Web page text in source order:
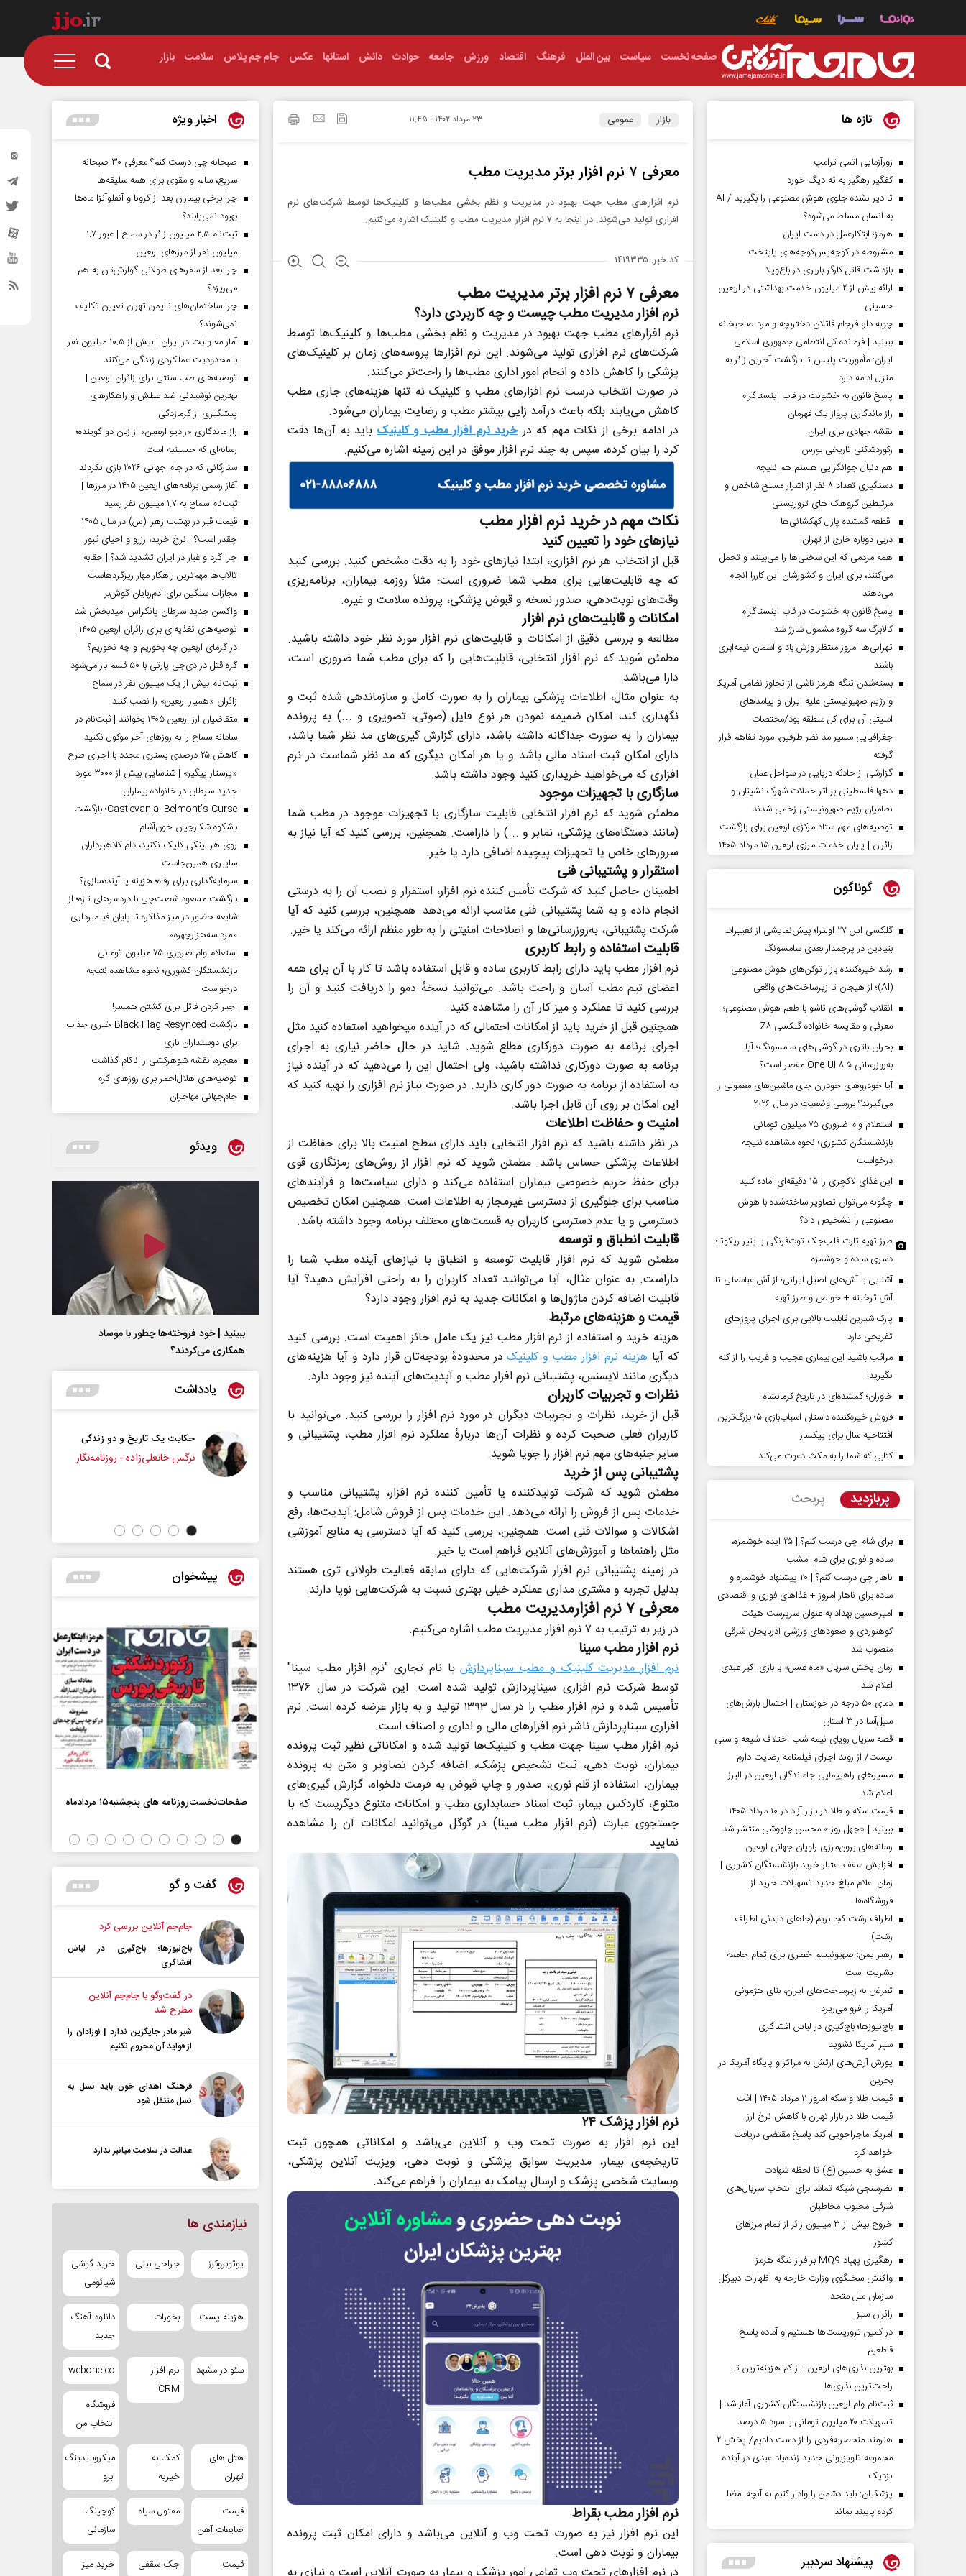
صفحه نخست سیاست بین الملل فرهنگ اقتصاد ورزش جامعه حوادث دانش استانها عکس جام جم پلاس سلامت بازار
بازار عمومی ۲۳ مرداد ۱۴۰۲ - ۱۱:۴۵
معرفی ۷ نرم افزار برتر مدیریت مطب
نرم افزار‌های مطب جهت بهبود در مدیریت و نظم بخشی مطب‌ها و کلینیک‌ها توسط شرکت‌های نرم
افزاری تولید می‌شوند. در اینجا به ۷ نرم افزار مدیریت مطب و کلینیک اشاره می‌کنیم.
کد خبر: ۱۴۱۹۳۳۵
معرفی ۷ نرم افزار برتر مدیریت مطب
نرم افزار مدیریت مطب چیست و چه کاربردی دارد؟
نرم افزار‌های مطب جهت بهبود در مدیریت و نظم بخشی مطب‌ها و کلینیک‌ها توسط
شرکت‌های نرم افزاری تولید می‌شوند. این نرم افزار‌ها پروسه‌های زمان بر کلینیک‌های
پزشکی را کاهش داده و انجام امور اداری مطب‌ها را راحت‌تر می‌کنند.
در صورت انتخاب درست نرم افزار‌های مطب و کلینیک نه تنها هزینه‌های جاری مطب
کاهش می‌یابند بلکه باعث درآمد زایی بیشتر مطب و رضایت بیماران می‌شود.
در ادامه برخی از نکات مهم که درخرید نرم افزار مطب و کلینیکباید به آن‌ها دقت
کرد را بیان کرده، سپس به چند نرم افزار موفق در این زمینه اشاره می‌کنیم.
نکات مهم در خرید نرم افزار مطب
نیاز‌های خود را تعیین کنید
قبل از انتخاب هر نرم افزاری، ابتدا نیاز‌های خود را به دقت مشخص کنید. بررسی کنید
که چه قابلیت‌هایی برای مطب شما ضروری است؛ مثلاً روزمه بیماران، برنامه‌ریزی
وقت‌های نوبت‌دهی، صدور نسخه و قبوض پزشکی، پرونده سلامت و غیره.
امکانات و قابلیت‌های نرم افزار
مطالعه و بررسی دقیق از امکانات و قابلیت‌های نرم افزار مورد نظر خود داشته باشید.
مطمئن شوید که نرم افزار انتخابی، قابلیت‌هایی را که برای مطب شما ضروری است،
دارا می‌باشد.
به عنوان مثال، اطلاعات پزشکی بیماران را به صورت کامل و سازماندهی شده ثبت و
نگهداری کند، امکان ضمیمه نمودن هر نوع فایل (صوتی، تصویری و ...) به پرونده
بیماران را به صورت جداگانه داشته باشد، دارای گزارش گیری‌های مد نظر شما باشد،
دارای امکان ثبت اسناد مالی باشد و یا هر امکان دیگری که مد نظر شماست در نرم
افزاری که می‌خواهید خریداری کنید وجود داشته باشد.
سازگاری با تجهیزات موجود
مطمئن شوید که نرم افزار انتخابی قابلیت سازگاری با تجهیزات موجود در مطب شما
(مانند دستگاه‌های پزشکی، نمابر و ...) را داراست. همچنین، بررسی کنید که آیا نیاز به
سرور‌های خاص یا تجهیزات پیچیده اضافی دارد یا خیر.
استقرار و پشتیبانی فنی
اطمینان حاصل کنید که شرکت تأمین کننده نرم افزار، استقرار و نصب آن را به درستی
انجام داده و به شما پشتیبانی فنی مناسب ارائه می‌دهد. همچنین، بررسی کنید که آیا
شرکت پشتیبانی، به‌روزرسانی‌ها و اصلاحات امنیتی را به طور منظم ارائه می‌کند یا خیر.
قابلیت استفاده و رابط کاربری
نرم افزار مطب باید دارای رابط کاربری ساده و قابل استفاده باشد تا کار با آن برای همه
اعضای تیم مطب آسان و راحت باشد. می‌توانید نسخهٔ دمو را دریافت کنید و آن را
بررسی کنید تا عملکرد و میز کار آن را مشاهده کنید.
همچنین قبل از خرید باید از امکانات احتمالی که در آینده میخواهید استفاده کنید مثل
اجرای برنامه به صورت دورکاری مطلع شوید. شاید در حال حاضر نیازی به اجرای
برنامه به صورت دورکاری نداشته باشید، ولی احتمال این را می‌دهید که در آینده نیاز
به استفاده از برنامه به صورت دور کاری دارید. در صورت نیاز نرم افزاری را تهیه کنید که
این امکان بر روی آن قابل اجرا باشد.
امنیت و حفاظت اطلاعات
در نظر داشته باشید که نرم افزار انتخابی باید دارای سطح امنیت بالا برای حفاظت از
اطلاعات پزشکی حساس باشد. مطمئن شوید که نرم افزار از روش‌های رمزنگاری قوی
برای حفظ حریم خصوصی بیماران استفاده می‌کند و دارای سیاست‌ها و فرآیند‌های
مناسب برای جلوگیری از دسترسی غیرمجاز به اطلاعات است. همچنین امکان تخصیص
دسترسی و یا عدم دسترسی کاربران به قسمت‌های مختلف برنامه وجود داشته باشد.
قابلیت انطباق و توسعه
مطمئن شوید که نرم افزار قابلیت توسعه و انطباق با نیاز‌های آینده مطب شما را
داراست. به عنوان مثال، آیا می‌توانید تعداد کاربران را به راحتی افزایش دهید؟ آیا
قابلیت اضافه کردن ماژول‌ها و امکانات جدید به نرم افزار وجود دارد؟
قیمت و هزینه‌های مرتبط
هزینه خرید و استفاده از نرم افزار مطب نیز یک عامل حائز اهمیت است. بررسی کنید
که آیاهزینه نرم افزار مطب و کلینیکدر محدودهٔ بودجه‌تان قرار دارد و آیا هزینه‌های
دیگری مانند لایسنس، پشتیبانی نرم افزار مطب و آپدیت‌های آینده نیز وجود دارد.
نظرات و تجربیات کاربران
قبل از خرید، نظرات و تجربیات دیگران در مورد نرم افزار را بررسی کنید. می‌توانید با
کاربران فعلی صحبت کرده و نظرات آن‌ها دربارهٔ عملکرد نرم افزار مطب، پشتیبانی و
سایر جنبه‌های مهم نرم افزار را جویا شوید.
پشتیبانی پس از خرید
مطمئن شوید که شرکت تولیدکننده یا تأمین کننده نرم افزار، پشتیبانی مناسب و
خدمات پس از فروش را ارائه می‌دهد. این خدمات پس از فروش شامل: آپدیت‌ها، رفع
اشکالات و سوالات فنی است. همچنین، بررسی کنید که آیا دسترسی به منابع آموزشی
مثل راهنما‌ها و آموزش‌های آنلاین فراهم است یا خیر.
در زمینه پشتیبانی نرم افزار شرکت‌هایی که دارای سابقه فعالیت طولانی تری هستند
بدلیل تجربه و مشتری مداری عملکرد خیلی بهتری نسبت به شرکت‌هایی نوپا دارند.
معرفی ۷ نرم افزارمدیریت مطب
در زیر به ترتیب به ۷ نرم افزار مدیریت مطب اشاره می‌کنیم.
نرم افزار مطب سینا
نرم افزار مدیریت کلینیک و مطب سیناپردازشبا نام تجاری "نرم افزار مطب سینا"
توسط شرکت نرم افزاری سیناپردازش تولید شده است. این شرکت در سال ۱۳۷۶
تأسیس شده و نرم افزار مطب را در سال ۱۳۹۳ تولید و به بازار عرضه کرده است. نرم
افزاری سیناپردازش ناشر نرم افزار‌های مالی و اداری و اصناف است.
نرم افزار مطب سینا جهت مطب و کلینیک‌ها تولید شده و امکاناتی نظیر ثبت پرونده
بیماران، نوبت دهی، ثبت تشخیص پزشک، اضافه کردن تصاویر و متن به پرونده
بیماران، استفاده از قلم نوری، صدور و چاپ قبوض به فرمت دلخواه، گزارش گیری‌های
متنوع، کاردکس بیمار، ثبت اسناد حسابداری مطب و امکانات متنوع دیگریست که با
جستجوی عبارت (نرم افزار مطب سینا) در گوگل می‌توانید امکانات آن را مشاهده
نمایید.
نرم افزار پزشک ۲۴
این نرم افزار به صورت تحت وب و آنلاین می‌باشد و امکاناتی همچون ثبت
تاریخچه‌ی بیمار، مدیریت سوابق پزشکی و نوبت دهی، ویزیت آنلاین پزشکی،
وبسایت شخصی پزشک و ارسال پیامک به بیماران را فراهم می‌کند.
نرم افزار مطب بقراط
این نرم افزار نیز به صورت تحت وب و آنلاین می‌باشد و دارای امکان ثبت پرونده
بیماران و نوبت دهی است.
تازه ها
زورآزمایی اتمی ترامپ
کفگیر رهگیر به ته دیگ خورد
تا دیر نشده جلوی هوش مصنوعی را بگیرید / AI
به انسان مسلط می‌شود؟
هرمز؛ ابتکارعمل در دست ایران
مشروطه در کوچه‌پس‌کوچه‌های پایتخت
بازداشت قاتل کارگر باربری در باغ‌ویلا
ارائه بیش از ۲ میلیون خدمت بهداشتی در اربعین
حسینی
چوبه دار، فرجام قاتلان دختربچه و مرد صاحبخانه
ببینید | فرمانده کل انتظامی جمهوری اسلامی
ایران­: مأموریت پلیس تا بازگشت آخرین زائر به
منزل ادامه دارد
پاسخ قانون به خشونت در قاب اینستاگرام
راز ماندگاری پرواز یک قهرمان
نقشه جهادی برای ایران
رکوردشکنی تاریخی بورس
هم دنبال جوانگرایی هستم هم نتیجه
دستگیری تعداد ۸ نفر از اشرار مسلح شاخص و
مرتبطین گروهک های تروریستی
قطعه گمشده پازل کهکشانی‌ها
دربی دوباره خارج از تهران!
همه مردمی که این سختی‌ها را می‌بینند و تحمل
می‌کنند، برای ایران و کشورشان این کاررا انجام
می‌دهند
پاسخ قانون به خشونت در قاب اینستاگرام
کالابرگ سه گروه مشمول شارژ شد
تهرانی‌ها امروز منتظر وزش باد و آسمان نیمه‌ابری
باشند
بسته‌شدن تنگه هرمز ناشی از تجاوز نظامی آمریکا
و رژیم صهیونیستی علیه ایران و پیامد‌های
امنیتی آن برای کل منطقه بود/مختصات
جغرافیایی مسیر مد نظر طرفین، مورد تفاهم قرار
گرفته
گزارشی از حادثه دریایی در سواحل عمان
دهها فلسطینی بر اثر حملات شهرک نشینان و
نظامیان رژیم صهیونیستی زخمی شدند
توصیه‌های مهم ستاد مرکزی اربعین برای بازگشت
زائران | پایان خدمات مرزی اربعین ۱۵ مرداد ۱۴۰۵
گوناگون
گلکسی اس ۲۷ اولترا؛ پیش‌نمایشی از تغییرات
بنیادین در پرچمدار بعدی سامسونگ
رشد خیره‌کننده بازار توکن‌های هوش مصنوعی
(AI)؛ از هیجان تا زیرساخت‌های واقعی
انقلاب گوشی‌های تاشو‌ با طعم هوش مصنوعی؛
معرفی و مقایسه خانواده گلکسی Z۸
بحران باتری در گوشی‌های سامسونگ؛ آیا
به‌روزرسانی One UI ۸.۵ مقصر است؟
آیا خودروهای خودران جای ماشین‌های معمولی را
می‌گیرند؟ بررسی وضعیت در سال ۲۰۲۶
استعلام وام ضروری ۷۵ میلیون تومانی
بازنشستگان کشوری؛ نحوه مشاهده نتیجه
درخواست
این غذای لاکچری را ۱۵ دقیقه‌ای آماده کنید
چگونه می‌توان تصاویر ساخته‌شده با هوش
مصنوعی را تشخیص داد؟
طرز تهیه تارت فلپ‌جک توت‌فرنگی با پنیر ریکوتا؛
دسری ساده و خوشمزه
آشنایی با آش‌های اصیل ایرانی؛ از آش عباسعلی تا
آش ترخینه + خواص و طرز تهیه
پارک شیرین قابلیت‌ بالایی برای اجرای پروژهای
تفریحی دارد
مراقب باشید این بیماری عجیب و غریب را از کنه
نگیرید!
خاوران؛ گمشده‌ای در تاریخ کرمانشاه
فروش خیره‌کننده داستان اسباب‌بازی ۵؛ بزرگ‌ترین
افتتاحیه سال برای پیکسار
کتابی که شما را به مکث دعوت می‌کند
پربازدید پربحث
برای شام چی درست کنم؟ | ۲۵ ایده خوشمزه،
ساده و فوری برای شام امشب
ناهار چی درست کنم؟ | ۲۰ پیشنهاد خوشمزه و
ساده برای ناهار امروز + غذاهای فوری و اقتصادی
امیرحسین بهداد به عنوان سرپرست هیئت
کوهنوردی و صعودهای ورزشی آذربایجان شرقی
منصوب شد
زمان پخش سریال «ماه عسل» با بازی اکبر عبدی
اعلام شد
دمای ۵۰ درجه در خوزستان | احتمال بارش‌های
سیل‌آسا در ۳ استان
قصه سریال رویای نیمه شب اختلاف شیعه و سنی
نیست/ از روند اجرای فیلمنامه رضایت دارم
مسیر‌های راهپیمایی جاماندگان اربعین در البرز
اعلام شد
قیمت سکه و طلا در بازار آزاد در ۱۰ مرداد ۱۴۰۵
ببینید | «چهل روز » محسن چاووشی منتشر شد
رسانه‌های برون‌مرزی راویان جهانی اربعین
افزایش سقف اعتبار خرید بازنشستگان کشوری |
زمان اعلام مبلغ جدید تسهیلات خرید از
فروشگاه‌ها
اطراف رشت کجا بریم (جاهای دیدنی اطراف
رشت)
رهبر یمن: صهیونیسم خطری برای تمام جامعه
بشریت است
تعرض به زیرساخت‌های ایران، بنای هژمونی
آمریکا را فرو می‌ریزد
باج‌نیوزها؛ باج‌گیری در لباس افشاگری
سپر آمریکا نشوید
یورش آرش‌های ارتش به مراکز و پایگاه‌ آمریکا در
بحرین
قیمت طلا و سکه امروز ۱۱ مرداد ۱۴۰۵ | افت
قیمت طلا در بازار تهران با کاهش نرخ ارز
آمریکا ماجراجویی کند پاسخ مقتضی دریافت
خواهد کرد
عشق به حسین (ع) تا لحظه شهادت
نظرسنجی شبکه تماشا برای انتخاب سریال‌های
شرقی محبوب مخاطبان
خروج بیش از ۳ میلیون زائر از تمام مرز‌های
کشور
رهگیری پهپاد MQ9 بر فراز تنگه هرمز
واکنش سخنگوی وزارت خارجه به اظهارات دبیرکل
سازمان ملل متحد
‌زائران سبز
در کمین تروریست‌ها هستیم و آماده پاسخ
قاطعیم
بهترین نذری‌های اربعین | از کم هزینه‌ترین تا
راحت‌ترین نذری‌ها
ثبت‌نام وام اربعین بازنشستگان کشوری آغاز شد |
تسهیلات ۲۰ میلیون تومانی با سود ۵ درصد
هنرمند منحصر‌به‌فردی را از دست دادیم/ پخش ۲
مجموعه تلویزیونی جدید زنده‌یاد عبدی در آینده
نزدیک
پزشکیان: باید دشمن را وادار کنیم به آنچه امضا
کرده پایبند بماند
پیشنهاد سردبیر
اخبار ویژه
صبحانه چی درست کنم؟ معرفی ۳۰ صبحانه
سریع، سالم و مقوی برای همه سلیقه‌ها
چرا برخی بیماران بعد از کرونا و آنفلوآنزا ماه‌ها
بهبود نمی‌یابند؟
ثبت‌نام ۲.۵ میلیون زائر در سماح | عبور ۱.۷
میلیون نفر از مرز‌های اربعین
چرا بعد از سفرهای طولانی گوارش‌تان به هم
می‌ریزد؟
چرا ساختمان‌های ناایمن تهران تعیین تکلیف
نمی‌شوند؟
آمار معلولیت در ایران | بیش از ۱۰.۵ میلیون نفر
با محدودیت عملکردی زندگی می‌کنند
توصیه‌های طب سنتی برای زائران اربعین |
بهترین نوشیدنی ضد عطش و راهکارهای
پیشگیری از گرمازدگی
راز ماندگاری «رادیو اربعین» از زبان دو گوینده؛
رسانه‌ای که حسینیه است
ستارگانی که در جام جهانی ۲۰۲۶ بازی نکردند
آغاز رسمی برنامه‌های اربعین ۱۴۰۵ در مرز‌ها |
ثبت‌نام سماح به ۱.۷ میلیون نفر رسید
قیمت قبر در بهشت زهرا (س) در سال ۱۴۰۵
چقدر است؟ | نرخ خرید، رزرو و احیای قبور
چرا گرد و غبار در ایران تشدید شد؟ | حقابه
تالاب‌ها مهم‌ترین راهکار مهار ریزگردهاست
مجازات سنگین برای آدم‌ربایان گوش‌بر
واکسن جدید سرطان پانکراس امیدبخش شد
توصیه‌های تغذیه‌ای برای زائران اربعین ۱۴۰۵ |
در گرمای اربعین چه بخوریم و چه نخوریم؟
گره قتل در دی‌جی پارتی با ۵۰ قسم باز می‌شود
ثبت‌نام بیش از یک میلیون نفر در سماح |
زائران «همیار اربعین» را نصب کنند
متقاضیان ارز اربعین ۱۴۰۵ بخوانند | ثبت‌نام در
سامانه سماح را به روز‌های آخر موکول نکنید
کاهش ۲۵ درصدی بستری مجدد با اجرای طرح
«پرستار پیگیر» | شناسایی بیش از ۳۰۰۰ مورد
جدید سرطان در خانواده بیماران
Castlevania: Belmont’s Curse؛ بازگشت
باشکوه شکارچیان خون‌آشام
روی هر لینکی کلیک نکنید، دام کلاهبرداران
سایبری همین‌جاست
سرمایه‌گذاری برای رفاه؛ هزینه یا آینده‌سازی؟
بازگشت مسعود شصت‌چی با دردسر‌های تازه؛ از
شایعه حضور در میز مذاکره تا پایان فیلمبرداری
«مرد سه‌هزارچهره»
استعلام وام ضروری ۷۵ میلیون تومانی
بازنشستگان کشوری؛ نحوه مشاهده نتیجه
درخواست
اجیر کردن قاتل برای کشتن همسر!
بازگشت Black Flag Resynced خبری جذاب
برای دوستداران بازی
معجزه، نقشه شوهرکشی را ناکام گذاشت
توصیه‌های هلال‌احمر برای روز‌های گرم
جام‌جهانی مهاجران
ویدئو
ببینید | خود فروخته‌ها چطور با موساد
همکاری می‌کردند؟
یادداشت
پشت‌پرده تهدیدات کوتاه‏‌مدت و
ادعا‌های خلاف واقع آمریکا
- تحلیلگر مسائل سیاسی
اربعین نماد مقاومت در برابر
رحمت‌الله نوروزی - عضو کمیسیون اجتماعی
مجلس
از باتلاق انرژی تا بن‌بست ترامپ
رضا سپهوند - سخنگوی کمیسیون انرژی مجلس
حکایت یک تاریخ و دو زندگی
نرگس خانعلی‌زاده - روزنامه‌نگار
چرایی عقب‌نشینی ترامپ؟
پیشخوان
صفحات نخست روزنامه ها‌ی‌سه‌شنبه ۶ مردادماه صفحات نخست روزنامه ها‌ی یکشنبه ۴ مردادماه صفحات نخست روزنامه ها‌ی شنبه ۳ مردادماه صفحات‌نخست‌روزنامه ها‌ی پنجشنبه‌۱۵ مردادماه
گفت و گو
جام‌جم آنلاین بررسی کرد
باج‌نیوزها؛ باج‌گیری در لباس
افشاگری
در گفت‌و‌گو با جام‌جم آنلاین
مطرح شد
شیر مادر جایگزین ندارد | نوزادان را
از فواید آن محروم نکنیم
فرهنگ اهدای خون باید نسل به
نسل منتقل شود
عدالت در سلامت میانبر ندارد
نیازمندی ها
یوتوبروکرز جراحی بینی
خرید گوشی
شیائومی
هزینه پست بخورات
دانلود آهنگ
جدید
سئو در مشهد
نرم افزار
CRM
webone.co
فروشگاه
انتخاب من
هتل های
تهران
کمک به
خیریه
میکروبلیدینگ
ابرو
قیمت
ضایعات آهن
مفتول سیاه
کوچینگ
سازمانی
قیمت
جک سقفی
خرید میز